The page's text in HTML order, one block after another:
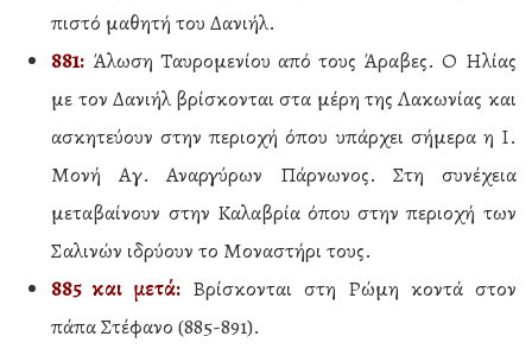
πιστό μαθητή του Δανιήλ.
881: Άλωση Ταυρομενίου από τους Άραβες. Ο Ηλίας
με τον Δανιήλ βρίσκονται στα μέρη της Λακωνίας και
ασκητεύουν στην περιοχή όπου υπάρχει σήμερα η Ι.
Μονή Αγ. Αναργύρων Πάρνωνος. Στη συνέχεια
μεταβαίνουν στην Καλαβρία όπου στην περιοχή των
Σαλινών ιδρύουν το Μοναστήρι τους.
885 και μετά: Βρίσκονται στη Ρώμη κοντά στον
πάπα Στέφανο (885-891).